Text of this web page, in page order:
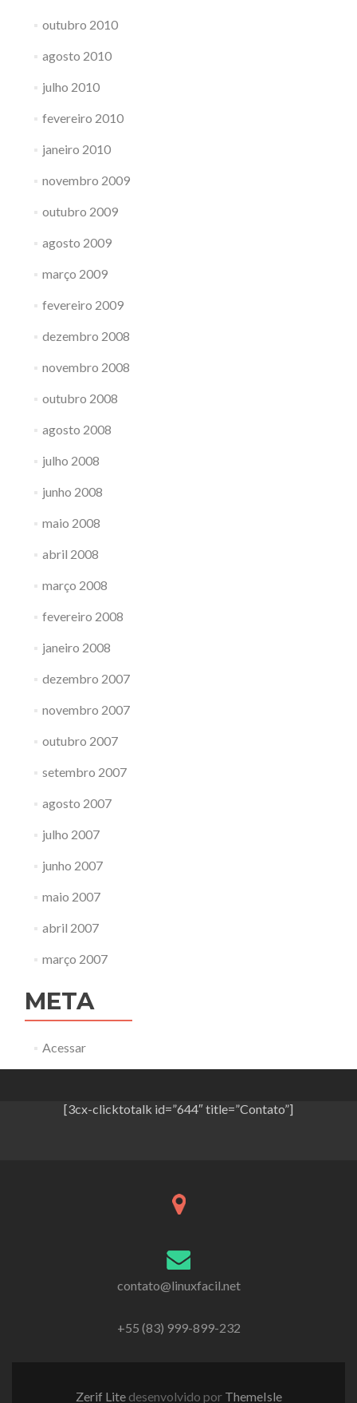
outubro 2010
agosto 2010
julho 2010
fevereiro 2010
janeiro 2010
novembro 2009
outubro 2009
agosto 2009
março 2009
fevereiro 2009
dezembro 2008
novembro 2008
outubro 2008
agosto 2008
julho 2008
junho 2008
maio 2008
abril 2008
março 2008
fevereiro 2008
janeiro 2008
dezembro 2007
novembro 2007
outubro 2007
setembro 2007
agosto 2007
julho 2007
junho 2007
maio 2007
abril 2007
março 2007
META
Acessar
[3cx-clicktotalk id=”644″ title=”Contato”]
contato@linuxfacil.net
+55 (83) 999-899-232
Zerif Lite desenvolvido por ThemeIsle